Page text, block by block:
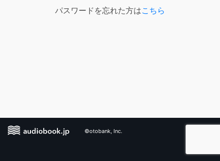
パスワードを忘れた方はこちら
©otobank, Inc.